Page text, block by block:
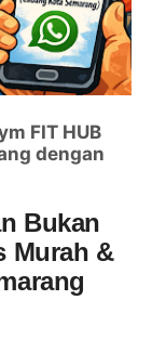
FIT HUB
dengan
Bukan
Murah &